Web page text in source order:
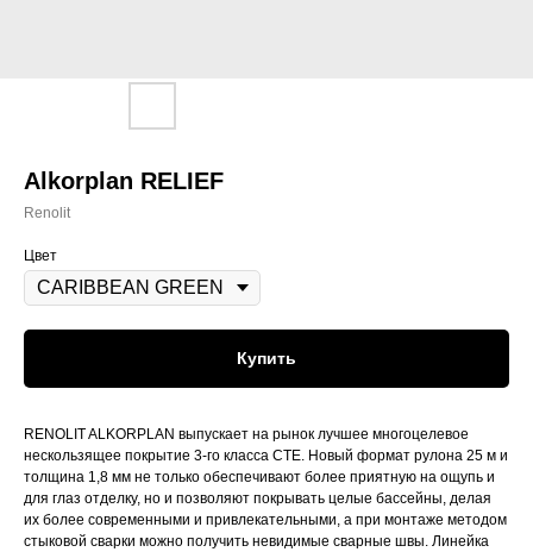
Alkorplan RELIEF
Renolit
Цвет
Купить
RENOLIT ALKORPLAN выпускает на рынок лучшее многоцелевое
нескользящее покрытие 3-го класса CTE. Новый формат рулона 25 м и
толщина 1,8 мм не только обеспечивают более приятную на ощупь и
для глаз отделку, но и позволяют покрывать целые бассейны, делая
их более современными и привлекательными, а при монтаже методом
стыковой сварки можно получить невидимые сварные швы. Линейка